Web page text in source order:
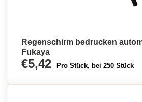
Regenschirm bedrucken
Fukaya
€5,42 Pro Stück, bei 250 Stück